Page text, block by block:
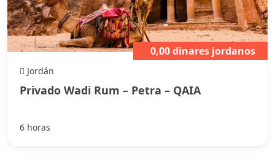
Jordán
Privado Wadi Rum – Petra – QAIA
0,00 dinares jordanos
6 horas